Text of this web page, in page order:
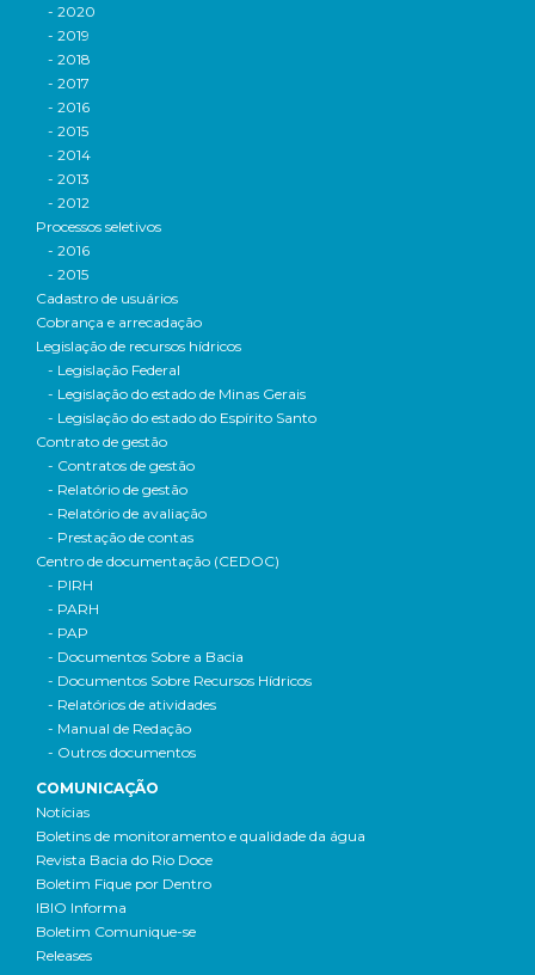
- 2020
- 2019
- 2018
- 2017
- 2016
- 2015
- 2014
- 2013
- 2012
Processos seletivos
- 2016
- 2015
Cadastro de usuários
Cobrança e arrecadação
Legislação de recursos hídricos
- Legislação Federal
- Legislação do estado de Minas Gerais
- Legislação do estado do Espírito Santo
Contrato de gestão
- Contratos de gestão
- Relatório de gestão
- Relatório de avaliação
- Prestação de contas
Centro de documentação (CEDOC)
- PIRH
- PARH
- PAP
- Documentos Sobre a Bacia
- Documentos Sobre Recursos Hídricos
- Relatórios de atividades
- Manual de Redação
- Outros documentos
COMUNICAÇÃO
Notícias
Boletins de monitoramento e qualidade da água
Revista Bacia do Rio Doce
Boletim Fique por Dentro
IBIO Informa
Boletim Comunique-se
Releases